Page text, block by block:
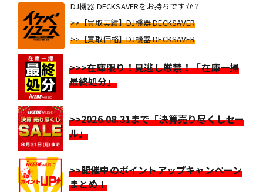
DJ機器 DECKSAVERをお持ちですか？
>>【買取実績】DJ機器 DECKSAVER
>>【買取価格】DJ機器 DECKSAVER
>>>在庫限り！見逃し厳禁！「在庫一掃
最終処分」
>>2026.08.31まで「決算売り尽くしセー
ル」
>>開催中のポイントアップキャンペーン
まとめ！